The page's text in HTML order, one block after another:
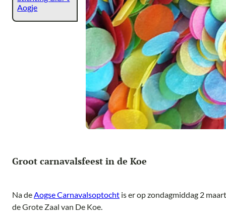
Aogje
Groot carnavalsfeest in de Koe
Na de Aogse Carnavalsoptocht is er op zondagmiddag 2
de Grote Zaal van De Koe.